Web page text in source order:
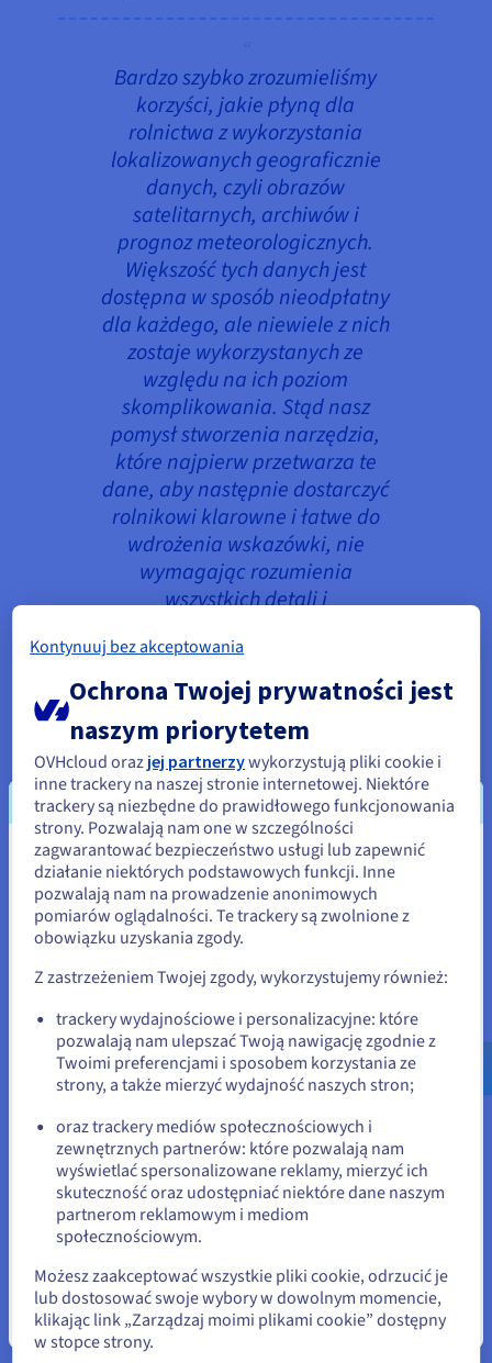
Bardzo szybko zrozumieliśmy
korzyści, jakie płyną dla
rolnictwa z wykorzystania
lokalizowanych geograficznie
danych, czyli obrazów
satelitarnych, archiwów i
prognoz meteorologicznych.
Większość tych danych jest
dostępna w sposób nieodpłatny
dla każdego, ale niewiele z nich
zostaje wykorzystanych ze
względu na ich poziom
skomplikowania. Stąd nasz
pomysł stworzenia narzędzia,
które najpierw przetwarza te
dane, aby następnie dostarczyć
rolnikowi klarowne i łatwe do
wdrożenia wskazówki, nie
wymagając rozumienia
wszystkich detali i
Aplikacja Mofato pobiera najnowsze zdjęcia
satelitarne o wysokiej rozdzielczości udostępniane
przez NASA i przede wszystkim przez ESA
(Europejską Agencję Kosmiczną), które
dostarczają cennych informacji o stanie upraw, a
następnie łączy je z dostępnymi danymi
meteorologicznymi. Na dashboardzie aplikacji
pojawia się informacja dotycząca idealnych
okresów na siew lub zbiory w odniesieniu do
poszczególnych działek rolnych, jak również
najkorzystniejszego momentu na zastosowanie
nawozu (i w jakiej ilości), albo też informacja o
tym, czy konieczne jest użycie pestycydów. „W
perspektywie średnioterminowej, rolnik
korzystający z aplikacji Mofato i jej narzędzi do
planowania zmniejszy poziom wykorzystania
nawozu i pestycydów i może liczyć na zwiększenie
plonów. A jest korzystne dla środowiska i
rentowne dla jego gospodarstwa.”
Rozwiązanie
Wydaje się, że znajdujesz się w
Stany Zjednoczone
Jeśli chcesz złożyć zamówienie w Stany Zjednoczone, wyszukaj
Go to Stany Zjednoczone website
us.ovhcloud.com/
Angielski USD - $
lub
Pozostań na bieżącej stronie
Wybierz inną stronę
Zamknij
Kontynuuj bez akceptowania
Ochrona Twojej prywatności jest
naszym priorytetem
OVHcloud oraz jej partnerzywykorzystują pliki cookie i
inne trackery na naszej stronie internetowej. Niektóre
trackery są niezbędne do prawidłowego funkcjonowania
strony. Pozwalają nam one w szczególności
zagwarantować bezpieczeństwo usługi lub zapewnić
działanie niektórych podstawowych funkcji. Inne
pozwalają nam na prowadzenie anonimowych
pomiarów oglądalności. Te trackery są zwolnione z
obowiązku uzyskania zgody.
Z zastrzeżeniem Twojej zgody, wykorzystujemy również:
trackery wydajnościowe i personalizacyjne: które
pozwalają nam ulepszać Twoją nawigację zgodnie z
Twoimi preferencjami i sposobem korzystania ze
strony, a także mierzyć wydajność naszych stron;
oraz trackery mediów społecznościowych i
zewnętrznych partnerów: które pozwalają nam
wyświetlać spersonalizowane reklamy, mierzyć ich
skuteczność oraz udostępniać niektóre dane naszym
partnerom reklamowym i mediom
społecznościowym.
Możesz zaakceptować wszystkie pliki cookie, odrzucić je
lub dostosować swoje wybory w dowolnym momencie,
klikając link „Zarządzaj moimi plikami cookie” dostępny
w stopce strony.